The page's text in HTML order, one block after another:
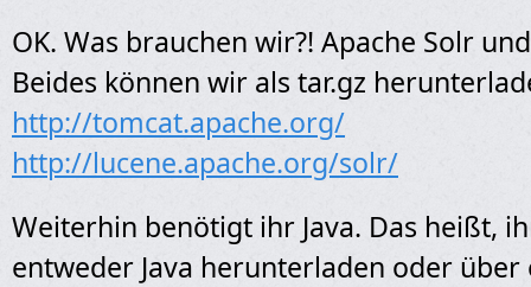
OK. Was brauchen wir?! Apache Solr
Beides können wir als tar.gz
http://tomcat.apache.org/
http://lucene.apache.org/solr/
Weiterhin benötigt ihr Java. Das heißt,
entweder Java herunterladen oder